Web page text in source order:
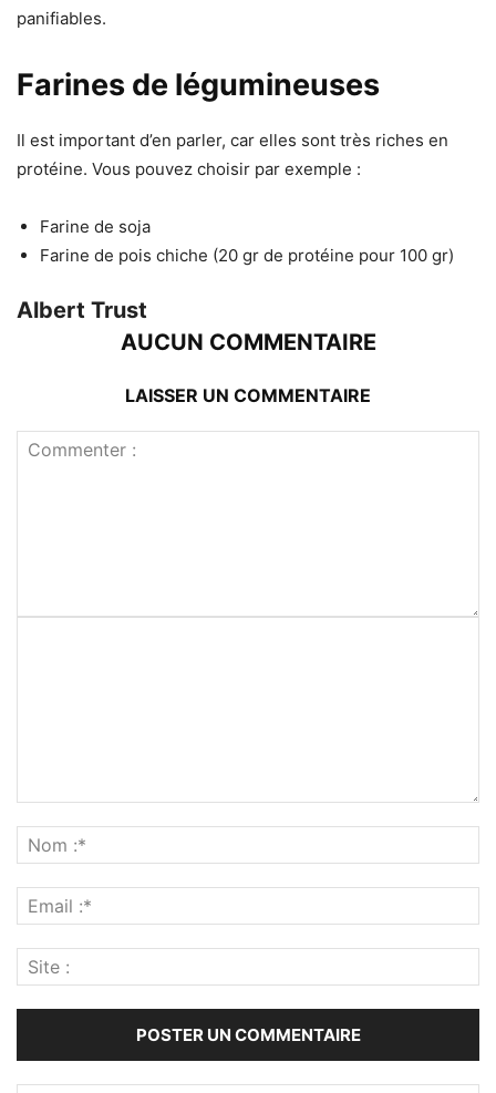
panifiables.
Farines de légumineuses
Il est important d’en parler, car elles sont très riches en
protéine. Vous pouvez choisir par exemple :
Farine de soja
Farine de pois chiche (20 gr de protéine pour 100 gr)
Albert Trust
AUCUN COMMENTAIRE
LAISSER UN COMMENTAIRE